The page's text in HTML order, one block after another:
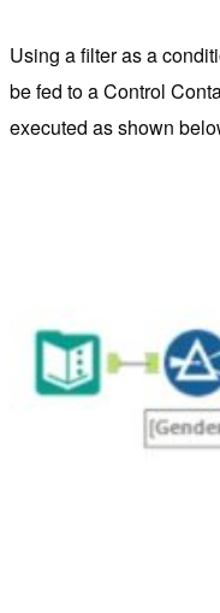
Using a filter as a
be fed to a Control
executed as shown